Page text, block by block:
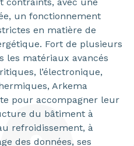
un fonctionnement
en matière de
Fort de plusieurs
les matériaux avancés
l’électronique,
Arkema
pour accompagner leur
du bâtiment à
refroidissement, à
des données, ses